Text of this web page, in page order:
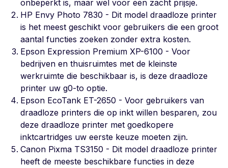
onbeperkt is, maar wel voor een zacht prijsje.
HP Envy Photo 7830 - Dit model draadloze printer
is het meest geschikt voor gebruikers die een groot
aantal functies zoeken zonder extra kosten.
Epson Expression Premium XP-6100 - Voor
bedrijven en thuisruimtes met de kleinste
werkruimte die beschikbaar is, is deze draadloze
printer uw g0-to optie.
Epson EcoTank ET-2650 - Voor gebruikers van
draadloze printers die op inkt willen besparen, zou
deze draadloze printer met goedkopere
inktcartridges uw eerste keuze moeten zijn.
Canon Pixma TS3150 - Dit model draadloze printer
heeft de meeste beschikbare functies in deze